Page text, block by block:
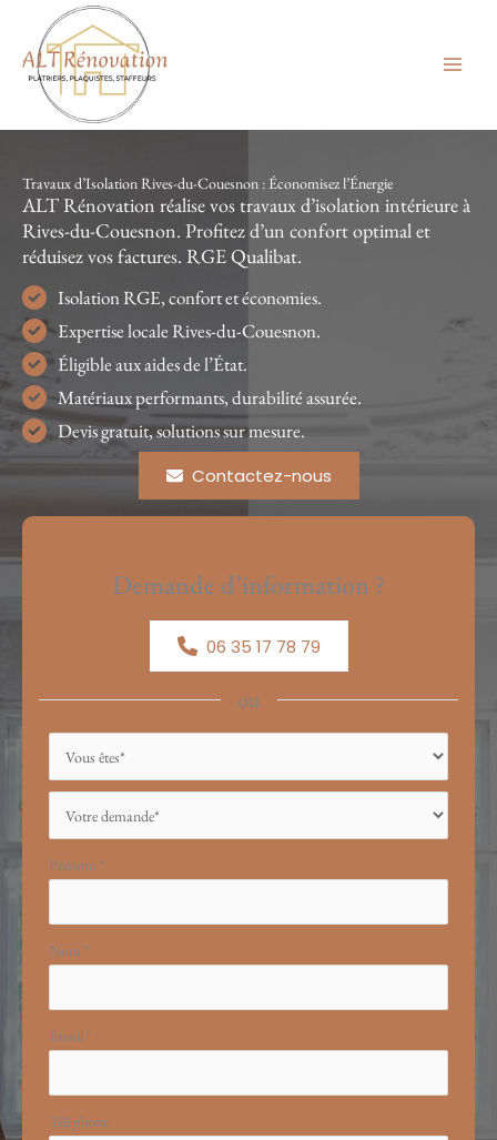
contenu
Travaux d’Isolation Rives-du-Couesnon : Économisez l’Énergie
ALT Rénovation réalise vos travaux d’isolation intérieure à
Rives-du-Couesnon. Profitez d’un confort optimal et
réduisez vos factures. RGE Qualibat.
Isolation RGE, confort et économies.
Expertise locale Rives-du-Couesnon.
Éligible aux aides de l’État.
Matériaux performants, durabilité assurée.
Devis gratuit, solutions sur mesure.
Contactez-nous
Demande d’information ?
06 35 17 78 79
ou
simple
Prénom *
Nom *
Email *
Téléphone